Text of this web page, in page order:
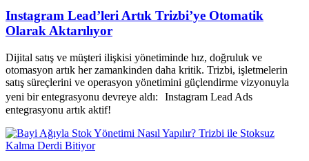
Instagram Lead’leri Artık Trizbi’ye Otomatik
Olarak Aktarılıyor
Dijital satış ve müşteri ilişkisi yönetiminde hız, doğruluk ve
otomasyon artık her zamankinden daha kritik. Trizbi, işletmelerin
satış süreçlerini ve operasyon yönetimini güçlendirme vizyonuyla
yeni bir entegrasyonu devreye aldı: Instagram Lead Ads
entegrasyonu artık aktif!